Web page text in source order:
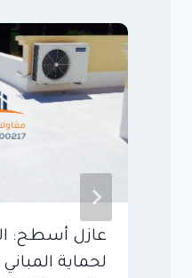
عازل أسطح:
لحماية